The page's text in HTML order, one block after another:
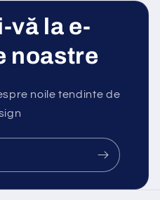
vă la e-
noastre
noile tendinte de